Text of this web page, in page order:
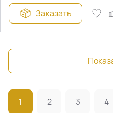
Заказать
1 2 3 4